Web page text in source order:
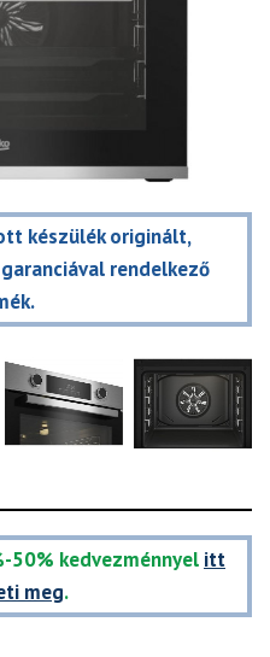
készülék originált,
rendelkező
kedvezménnyel itt
meg.